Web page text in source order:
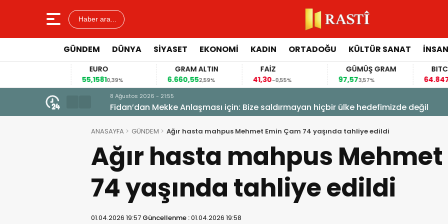
Haber ara...
GÜNDEM DÜNYA SİYASET EKONOMİ KADIN ORTADOĞU KÜLTÜR SANAT
0,39%
GRAM ALTIN
6.660,552,59% -0,55%
GÜMÜŞ GRAM
3,57%
64.847,00-
8 Ağustos 2026 - 21:55
Fidan’dan Mekke Anlaşması için: Bize saldırmayan hiçbir ülke hedefimizde değil
ANASAYFA GÜNDEM Ağır hasta mahpus Mehmet Emin Çam 74 yaşında tahliye edildi
Ağır hasta mahpus
74 yaşında tahliye edildi
01.04.2026 19:57 Güncellenme :01.04.2026 19:58